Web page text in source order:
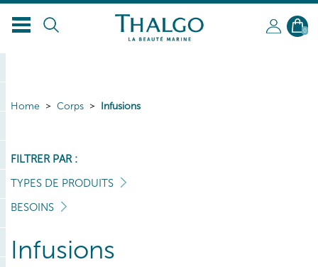
0
Home Corps Infusions
FILTRER PAR :
TYPES DE PRODUITS
BESOINS
Infusions